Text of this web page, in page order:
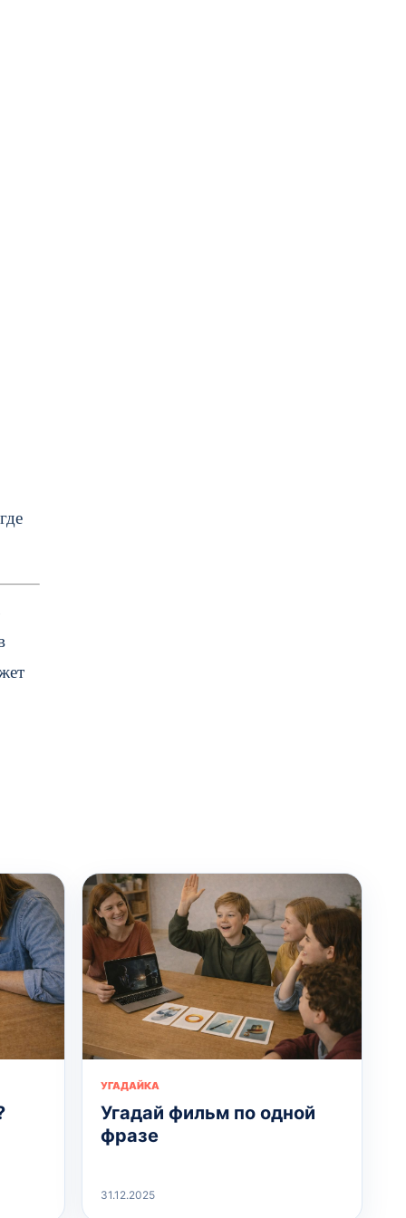
УГАДАЙКА
Угадай фильм по одной
фразе
31.12.2025